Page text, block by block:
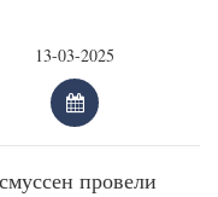
провели